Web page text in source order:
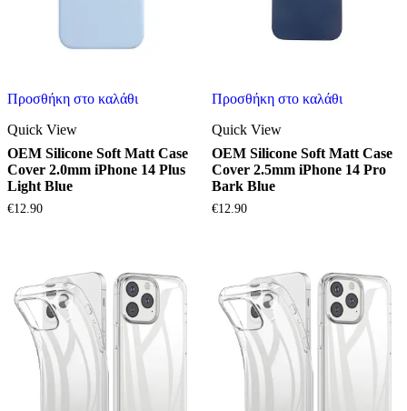
Προσθήκη στο καλάθι
Quick View
OEM Silicone Soft Matt Case
Cover 2.0mm iPhone 14 Plus
Light Blue
€12.90
Προσθήκη στο καλάθι
Quick View
OEM Silicone Soft Matt Case
Cover 2.5mm iPhone 14 Pro
Bark Blue
€12.90